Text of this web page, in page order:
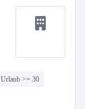
Urlaub >= 30